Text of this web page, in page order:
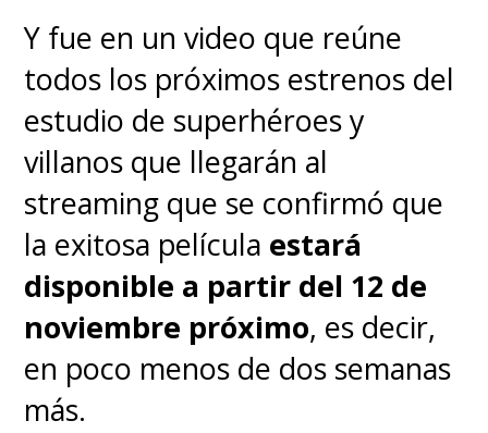
"No creo que volvamos a
pasar por esa montaña rusa
emocional, ni a hacer pasar a
los fans por esa montaña rusa
emocional",anticipó.
"Spider-Man: Sin Camino a
Casa" se estrena el 16 de
diciembre en los cines
chilenos, teniendo funciones de
Y fue en un video que reúne
todos los próximos estrenos del
estudio de superhéroes y
villanos que llegarán al
streaming que se confirmó que
la exitosa película estará
disponible a partir del 12 de
noviembre próximo, es decir,
en poco menos de dos semanas
más.